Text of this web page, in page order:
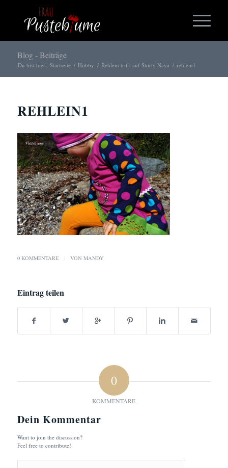
Blog - Beiträge
Du bist hier: Startseite / Hobby / Rehlein trifft auf Shirty Naya / rehlein1
REHLEIN1
0 KOMMENTARE / VON MANDY
Eintrag teilen
0
KOMMENTARE
Dein Kommentar
Want to join the discussion?
Feel free to contribute!